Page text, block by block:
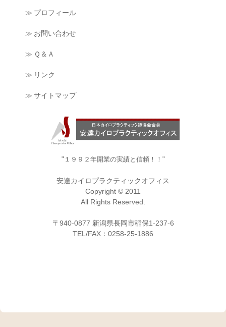
≫ プロフィール
≫ お問い合わせ
≫ Ｑ＆Ａ
≫ リンク
≫ サイトマップ
"１９９２年開業の実績と信頼！！"
安達カイロプラクティックオフィス
Copyright © 2011
All Rights Reserved.
〒940-0877 新潟県長岡市稲保1-237-6
TEL/FAX：0258-25-1886